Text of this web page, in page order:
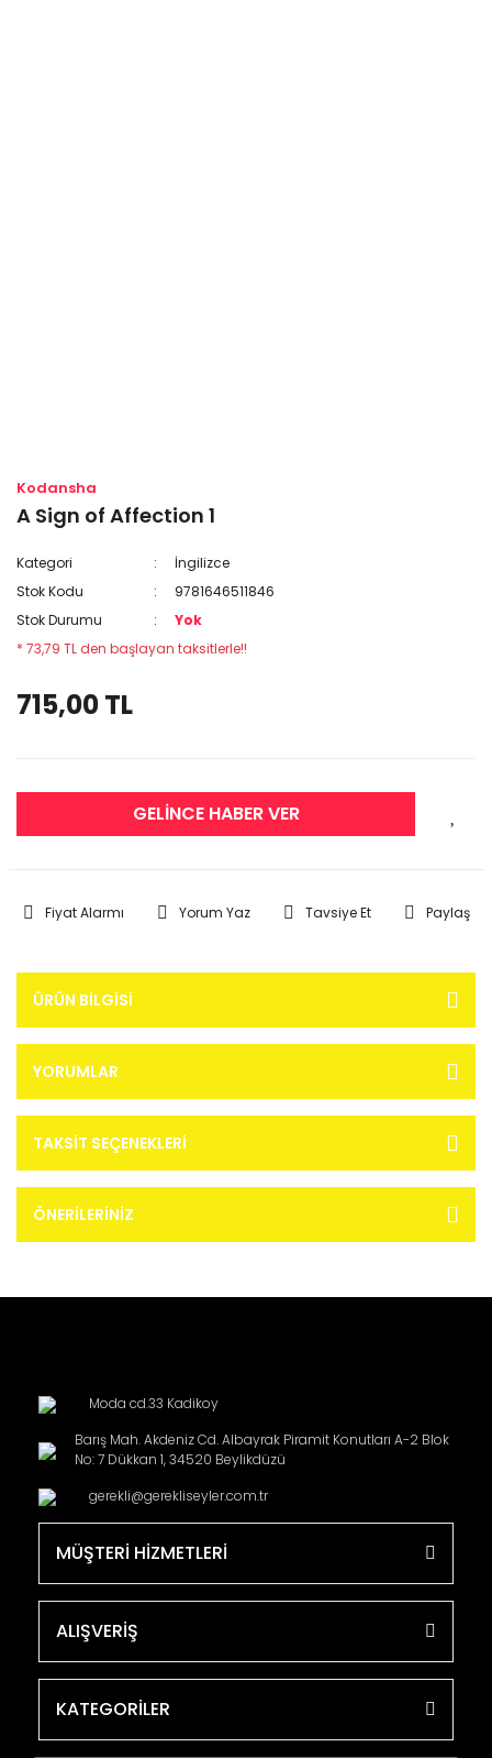
Kodansha
A Sign of Affection 1
Kategori
İngilizce
Stok Kodu
9781646511846
Stok Durumu
Yok
* 73,79 TL den başlayan taksitlerle!!
715,00 TL
GELİNCE HABER VER
Fiyat Alarmı Yorum Yaz Tavsiye Et Paylaş
ÜRÜN BILGISI
YORUMLAR
TAKSIT SEÇENEKLERI
ÖNERILERINIZ
Moda cd.33 Kadikoy
Barış Mah. Akdeniz Cd. Albayrak Piramit Konutları A-2 Blok
No: 7 Dükkan 1, 34520 Beylikdüzü
gerekli@gerekliseyler.com.tr
MÜŞTERİ HİZMETLERİ
ALIŞVERİŞ
KATEGORİLER